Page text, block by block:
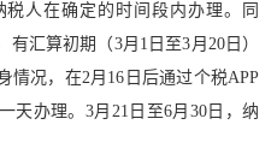
人在确定的时间段内办理。同
汇算初期（3月1日至3月20日）
情况，在2月16日后通过个税APP
天办理。3月21日至6月30日，纳